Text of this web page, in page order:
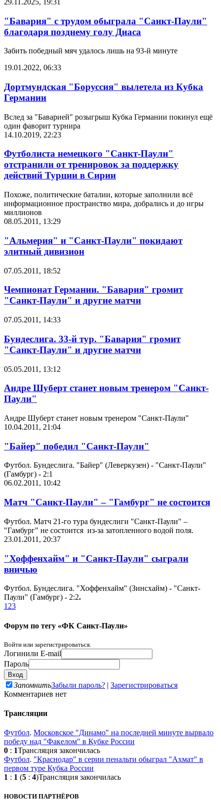
"Бавария" с трудом обыграла "Санкт-Паули"
благодаря позднему голу Диаса
Забить победный мяч удалось лишь на 93-й минуте
19.01.2022, 06:33
Дортмундская "Боруссия" вылетела из Кубка
Германии
Вслед за "Баварией" розыгрыш Кубка Германии покинул ещё
один фаворит турнира
14.10.2019, 22:23
Футболиста немецкого "Санкт-Паули"
отстранили от тренировок за поддержку
действий Турции в Сирии
Похоже, политические баталии, которые заполнили всё
информационное пространство мира, добрались и до игры
миллионов
08.05.2011, 13:29
"Альмерия" и "Санкт-Паули" покидают
элитный дивизион
07.05.2011, 18:52
Чемпионат Германии. "Бавария" громит
"Санкт-Паули" и другие матчи
07.05.2011, 14:33
Бундеслига. 33-й тур. "Бавария" громит
"Санкт-Паули" и другие матчи
05.05.2011, 13:12
Андре Шуберт станет новым тренером "Санкт-
Паули"
Андре Шуберт станет новым тренером "Санкт-Паули"
10.04.2011, 21:04
"Байер" победил "Санкт-Паули"
Футбол. Бундеслига. "Байер" (Леверкузен) - "Санкт-Паули"
(Гамбург) - 2:1
06.02.2011, 10:42
Матч "Санкт-Паули" – "Гамбург" не состоится
Футбол. Матч 21-го тура бундеслиги "Санкт-Паули" –
"Гамбург" не состоится из-за затопленного водой поля.
23.01.2011, 20:37
"Хоффенхайм" и "Санкт-Паули" сыграли
вничью
Футбол. Бундеслига. "Хоффенхайм" (Зинсхайм) - "Санкт-
Паули" (Гамбург) - 2:2.
1 23
Форум по тегу «ФК Санкт-Паули»
Войти или зарегистрироваться.
Логинили E-mail
Пароль
ЗапомнитьЗабыли пароль? | Зарегистрироваться
Комментариев нет
Трансляции
Футбол. Московское "Динамо" на последней минуте вырвало
победу над "Факелом" в Кубке России
0 : 1Трансляция закончилась
Футбол. "Краснодар" в серии пенальти обыграл "Ахмат" в
первом туре Кубка России
1 : 1 (5 : 4)Трансляция закончилась
НОВОСТИ ПАРТНЁРОВ